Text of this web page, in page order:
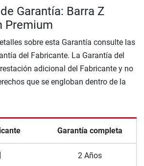
Garantía: Barra Z
Premium
sobre esta Garantía consulte las
del Fabricante. La Garantía del
adicional del Fabricante y no
que se engloban dentro de la
Garantía completa
2 Años